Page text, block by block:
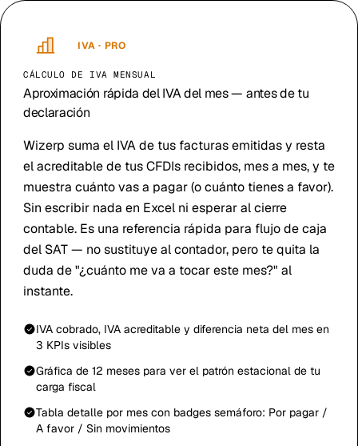
IVA · PRO
CÁLCULO DE IVA MENSUAL
Aproximación rápida del IVA del mes — antes de tu
declaración
Wizerp suma el IVA de tus facturas emitidas y resta
el acreditable de tus CFDIs recibidos, mes a mes, y te
muestra cuánto vas a pagar (o cuánto tienes a favor).
Sin escribir nada en Excel ni esperar al cierre
contable. Es una referencia rápida para flujo de caja
del SAT — no sustituye al contador, pero te quita la
duda de "¿cuánto me va a tocar este mes?" al
instante.
IVA cobrado, IVA acreditable y diferencia neta del mes en
3 KPIs visibles
Gráfica de 12 meses para ver el patrón estacional de tu
carga fiscal
Tabla detalle por mes con badges semáforo: Por pagar /
A favor / Sin movimientos